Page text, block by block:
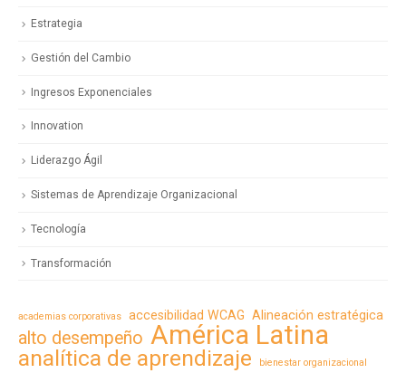
Estrategia
Gestión del Cambio
Ingresos Exponenciales
Innovation
Liderazgo Ágil
Sistemas de Aprendizaje Organizacional
Tecnología
Transformación
academias corporativas accesibilidad WCAG Alineación estratégica
alto desempeño América Latina
analítica de aprendizaje
bienestar organizacional